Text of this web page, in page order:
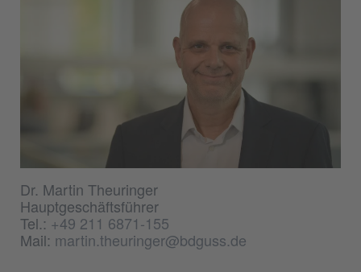
Dr. Martin Theuringer
Hauptgeschäftsführer
Tel.: +49 211 6871-155
Mail: martin.theuringer@bdguss.de